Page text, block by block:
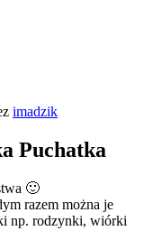
imadzik
Puchatka
🙂
razem można je
np. rodzynki, wiórki